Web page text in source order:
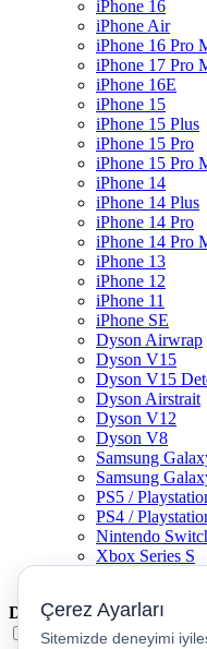
iPhone 16
iPhone Air
iPhone 16 Pro
iPhone 17 Pro
iPhone 16E
iPhone 15
iPhone 15 Plus
iPhone 15 Pro
iPhone 15 Pro
iPhone 14
iPhone 14 Plus
iPhone 14 Pro
iPhone 14 Pro
iPhone 13
iPhone 12
iPhone 11
iPhone SE
Dyson Airwrap
Dyson V15
Dyson V15
Dyson Airstrait
Dyson V12
Dyson V8
Samsung
Samsung
PS5 /
PS4 /
Nintendo
Xbox Series S
Dil
Türkçe